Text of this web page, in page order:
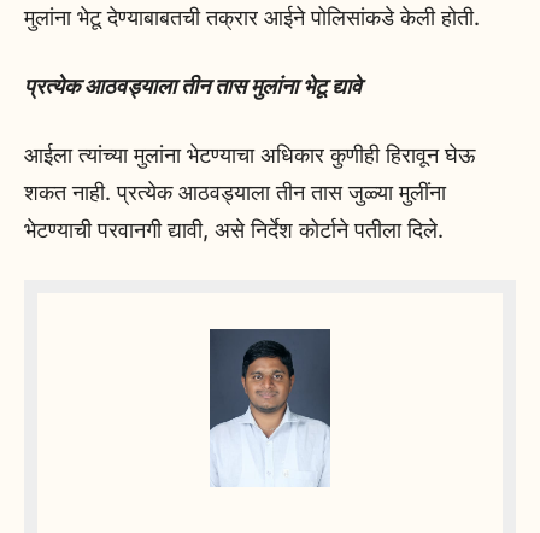
मुलांना भेटू देण्याबाबतची तक्रार आईने पोलिसांकडे केली होती.
प्रत्येक आठवड्याला तीन तास मुलांना भेटू द्यावे
आईला त्यांच्या मुलांना भेटण्याचा अधिकार कुणीही हिरावून घेऊ
शकत नाही. प्रत्येक आठवड्याला तीन तास जुळ्या मुलींना
भेटण्याची परवानगी द्यावी, असे निर्देश कोर्टाने पतीला दिले.